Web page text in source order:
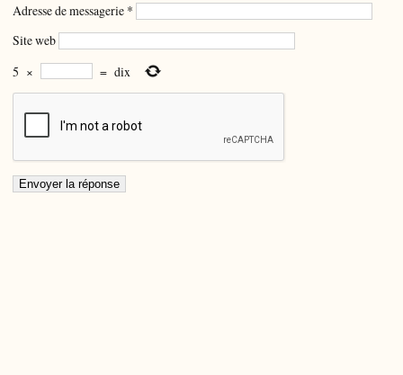
Adresse de messagerie *
Site web
5 × = dix